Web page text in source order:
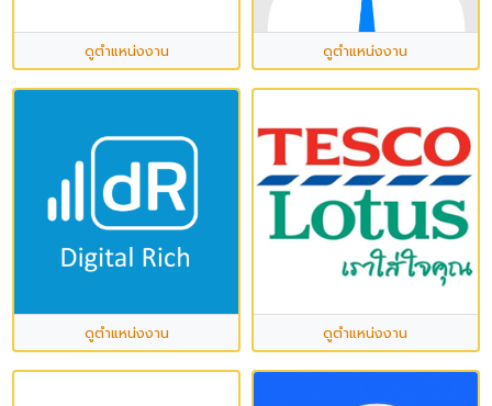
ดูตำแหน่งงาน ดูตำแหน่งงาน
ดูตำแหน่งงาน ดูตำแหน่งงาน